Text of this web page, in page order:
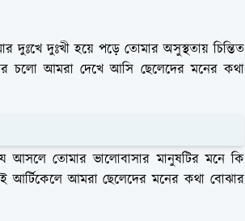
দুঃখে দুঃখী হয়ে পড়ে তোমার অসুস্থতায় চিন্তিত
চলো আমরা দেখে আসি ছেলেদের মনের কথা
আসলে তোমার ভালোবাসার মানুষটির মনে কি
আমরা ছেলেদের মনের কথা বোঝার